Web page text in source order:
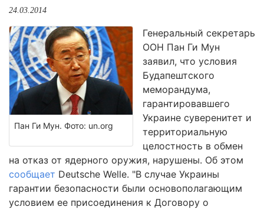
24.03.2014
Пан Ги Мун. Фото: un.org
Генеральный секретарь
ООН Пан Ги Мун
заявил, что условия
Будапештского
меморандума,
гарантировавшего
Украине суверенитет и
территориальную
целостность в обмен
на отказ от ядерного оружия, нарушены. Об этом
сообщает Deutsche Welle. "В случае Украины
гарантии безопасности были основополагающим
условием ее присоединения к Договору о